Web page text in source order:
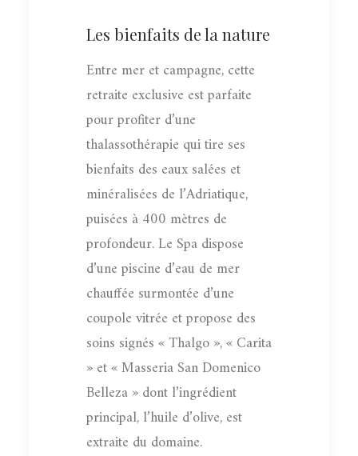
Les bienfaits de la nature
Entre mer et campagne, cette
retraite exclusive est parfaite
pour profiter d’une
thalassothérapie qui tire ses
bienfaits des eaux salées et
minéralisées de l’Adriatique,
puisées à 400 mètres de
profondeur. Le Spa dispose
d’une piscine d’eau de mer
chauffée surmontée d’une
coupole vitrée et propose des
soins signés « Thalgo », « Carita
» et « Masseria San Domenico
Belleza » dont l’ingrédient
principal, l’huile d’olive, est
extraite du domaine.